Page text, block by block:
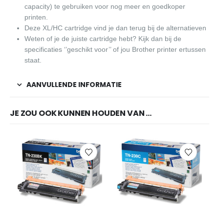
capacity) te gebruiken voor nog meer en goedkoper
printen.
Deze XL/HC cartridge vind je dan terug bij de alternatieven
Weten of je de juiste cartridge hebt? Kijk dan bij de
specificaties ‘’geschikt voor’’ of jou Brother printer ertussen
staat.
AANVULLENDE INFORMATIE
JE ZOU OOK KUNNEN HOUDEN VAN …